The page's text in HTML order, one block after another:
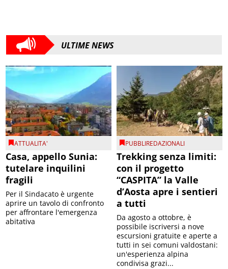
ULTIME NEWS
ATTUALITA'
Casa, appello Sunia:
tutelare inquilini
fragili
Per il Sindacato è urgente
aprire un tavolo di confronto
per affrontare l'emergenza
abitativa
PUBBLIREDAZIONALI
Trekking senza limiti:
con il progetto
“CASPITA” la Valle
d’Aosta apre i sentieri
a tutti
Da agosto a ottobre, è
possibile iscriversi a nove
escursioni gratuite e aperte a
tutti in sei comuni valdostani:
un'esperienza alpina
condivisa grazi...